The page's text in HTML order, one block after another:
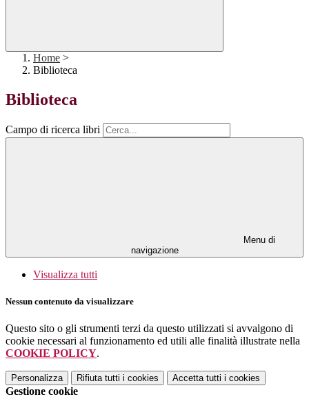
Home >
Biblioteca
Biblioteca
Campo di ricerca libri
Menu di
navigazione
Visualizza tutti
Nessun contenuto da visualizzare
Questo sito o gli strumenti terzi da questo utilizzati si avvalgono di
cookie necessari al funzionamento ed utili alle finalità illustrate nella
COOKIE POLICY.
Personalizza Rifiuta tutti i cookies Accetta tutti i cookies
Gestione cookie